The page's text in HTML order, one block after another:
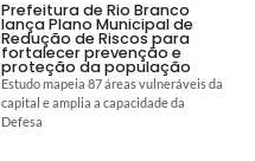
Prefeitura de Rio Branco
lança Plano Municipal de
Redução de Riscos para
fortalecer prevenção e
proteção da população
Estudo mapeia 87 áreas vulneráveis da
capital e amplia a capacidade da
Defesa